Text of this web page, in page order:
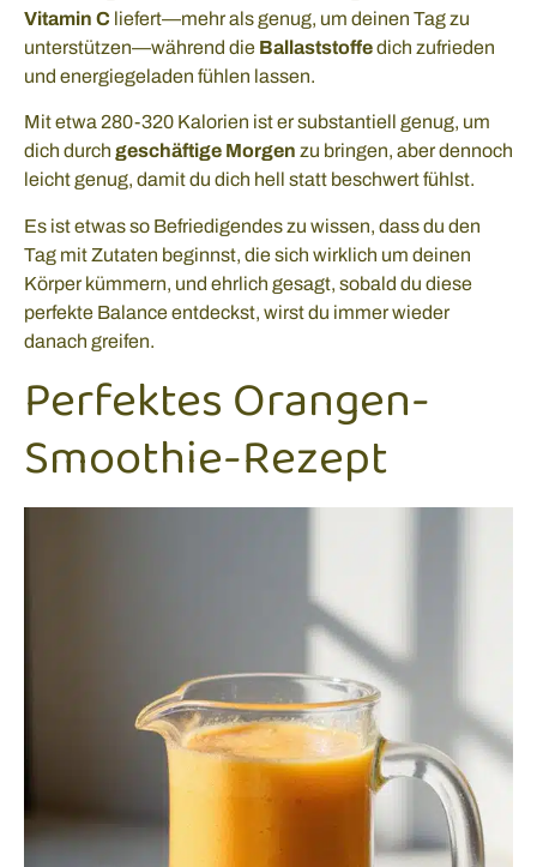
Vitamin C liefert—mehr als genug, um deinen Tag zu
unterstützen—während die Ballaststoffedich zufrieden
und energiegeladen fühlen lassen.
Mit etwa 280-320 Kalorien ist er substantiell genug, um
dich durch geschäftige Morgen zu bringen, aber dennoch
leicht genug, damit du dich hell statt beschwert fühlst.
Es ist etwas so Befriedigendes zu wissen, dass du den
Tag mit Zutaten beginnst, die sich wirklich um deinen
Körper kümmern, und ehrlich gesagt, sobald du diese
perfekte Balance entdeckst, wirst du immer wieder
danach greifen.
Perfektes Orangen-
Smoothie-Rezept